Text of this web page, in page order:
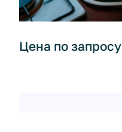
Цена по запросу